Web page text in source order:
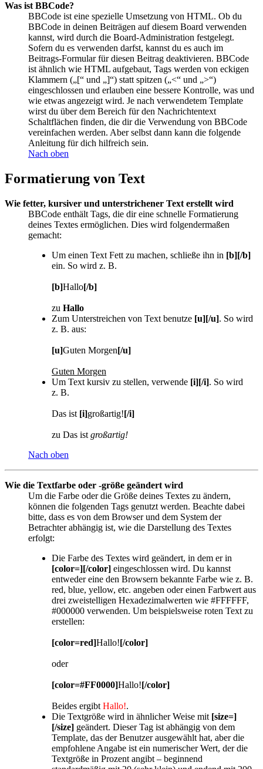
Was ist BBCode?
BBCode ist eine spezielle Umsetzung von HTML. Ob du
BBCode in deinen Beiträgen auf diesem Board verwenden
kannst, wird durch die Board-Administration festgelegt.
Sofern du es verwenden darfst, kannst du es auch im
Beitrags-Formular für diesen Beitrag deaktivieren. BBCode
ist ähnlich wie HTML aufgebaut, Tags werden von eckigen
Klammern („[“ und „]“) statt spitzen („<“ und „>“)
eingeschlossen und erlauben eine bessere Kontrolle, was und
wie etwas angezeigt wird. Je nach verwendetem Template
wirst du über dem Bereich für den Nachrichtentext
Schaltflächen finden, die dir die Verwendung von BBCode
vereinfachen werden. Aber selbst dann kann die folgende
Anleitung für dich hilfreich sein.
Nach oben
Formatierung von Text
Wie fetter, kursiver und unterstrichener Text erstellt wird
BBCode enthält Tags, die dir eine schnelle Formatierung
deines Textes ermöglichen. Dies wird folgendermaßen
gemacht:
Um einen Text Fett zu machen, schließe ihn in [b][/b]
ein. So wird z. B.
[b]Hallo[/b]
zu Hallo
Zum Unterstreichen von Text benutze [u][/u]. So wird
z. B. aus:
[u]Guten Morgen[/u]
Guten Morgen
Um Text kursiv zu stellen, verwende [i][/i]. So wird
z. B.
Das ist [i]großartig![/i]
zu Das ist großartig!
Nach oben
Wie die Textfarbe oder -größe geändert wird
Um die Farbe oder die Größe deines Textes zu ändern,
können die folgenden Tags genutzt werden. Beachte dabei
bitte, dass es von dem Browser und dem System der
Betrachter abhängig ist, wie die Darstellung des Textes
erfolgt:
Die Farbe des Textes wird geändert, in dem er in
[color=][/color] eingeschlossen wird. Du kannst
entweder eine den Browsern bekannte Farbe wie z. B.
red, blue, yellow, etc. angeben oder einen Farbwert aus
drei zweistelligen Hexadezimalwerten wie #FFFFFF,
#000000 verwenden. Um beispielsweise roten Text zu
erstellen:
[color=red]Hallo![/color]
oder
[color=#FF0000]Hallo![/color]
Beides ergibt Hallo!.
Die Textgröße wird in ähnlicher Weise mit [size=]
[/size] geändert. Dieser Tag ist abhängig von dem
Template, das der Benutzer ausgewählt hat, aber die
empfohlene Angabe ist ein numerischer Wert, der die
Textgröße in Prozent angibt – beginnend